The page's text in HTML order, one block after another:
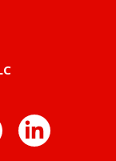
dans les
solution